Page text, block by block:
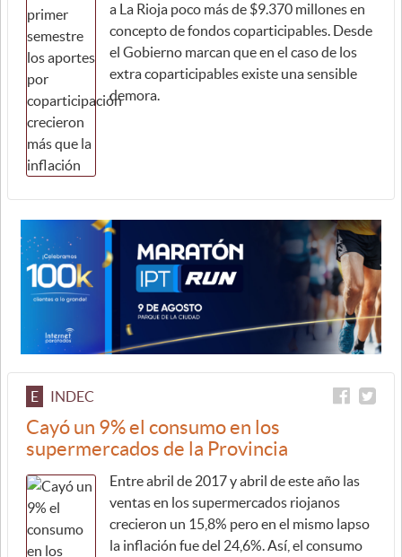
a La Rioja poco más de $9.370 millones en
concepto de fondos coparticipables. Desde
el Gobierno marcan que en el caso de los
extra coparticipables existe una sensible
demora.
E INDEC
Cayó un 9% el consumo en los
supermercados de la Provincia
Entre abril de 2017 y abril de este año las
ventas en los supermercados riojanos
crecieron un 15,8% pero en el mismo lapso
la inflación fue del 24,6%. Así, el consumo